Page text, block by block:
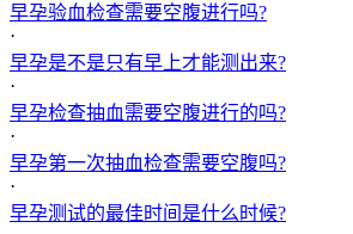
早孕验血检查需要空腹进行吗?
·
早孕是不是只有早上才能测出来?
·
早孕检查抽血需要空腹进行的吗?
·
早孕第一次抽血检查需要空腹吗?
·
早孕测试的最佳时间是什么时候?